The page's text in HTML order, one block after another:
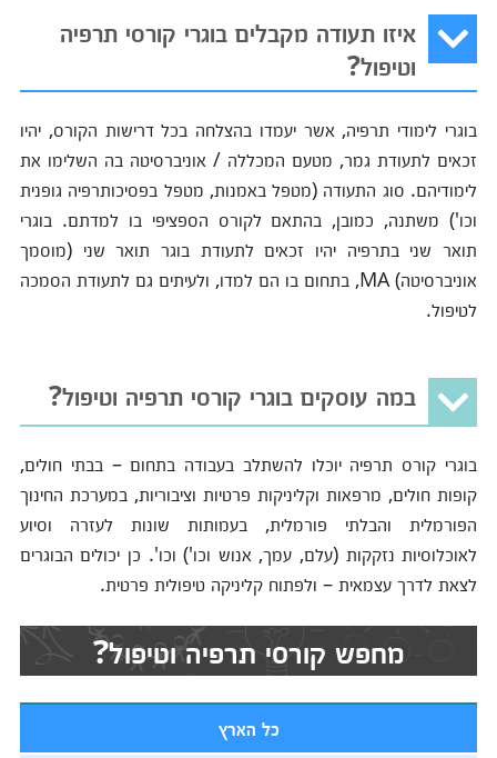
איזו תעודה מקבלים בוגרי קורסי תרפיה
וטיפול?
בוגרי לימודי תרפיה, אשר יעמדו בהצלחה בכל דרישות הקורס, יהיו
זכאים לתעודת גמר, מטעם המכללה / אוניברסיטה בה השלימו את
לימודיהם. סוג התעודה (מטפל באמנות, מטפל בפסיכותרפיה גופנית
וכו') משתנה, כמובן, בהתאם לקורס הספציפי בו למדתם. בוגרי
תואר שני בתרפיה יהיו זכאים לתעודת בוגר תואר שני (מוסמך
אוניברסיטה) MA, בתחום בו הם למדו, ולעיתים גם לתעודת הסמכה
לטיפול.
במה עוסקים בוגרי קורסי תרפיה וטיפול?
בוגרי קורס תרפיה יוכלו להשתלב בעבודה בתחום – בבתי חולים,
קופות חולים, מרפאות וקליניקות פרטיות וציבוריות, במערכת החינוך
הפורמלית והבלתי פורמלית, בעמותות שונות לעזרה וסיוע
לאוכלוסיות נזקקות (עלם, עמך, אנוש וכו') וכו'. כן יכולים הבוגרים
לצאת לדרך עצמאית – ולפתוח קליניקה טיפולית פרטית.
מחפש קורסי תרפיה וטיפול?
כל הארץ